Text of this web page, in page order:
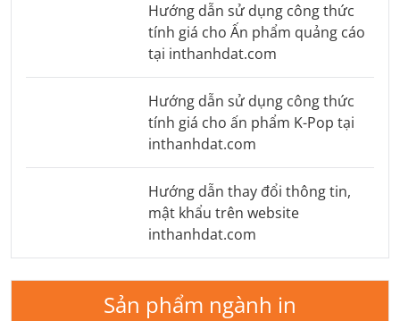
Hướng dẫn sử dụng công thức
tính giá cho Ấn phẩm quảng cáo
tại inthanhdat.com
Hướng dẫn sử dụng công thức
tính giá cho ấn phẩm K-Pop tại
inthanhdat.com
Hướng dẫn thay đổi thông tin,
mật khẩu trên website
inthanhdat.com
Sản phẩm ngành in